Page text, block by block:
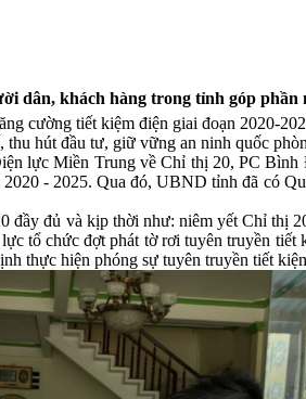
dân, khách hàng trong tỉnh góp phần
cường tiết kiệm điện giai đoạn 2020-
hút đầu tư, giữ vững an ninh quốc
lực Miền Trung về Chỉ thị 20, PC
- 2025. Qua đó, UBND tỉnh đã có
đủ và kịp thời như: niêm yết Chỉ thị
tổ chức đợt phát tờ rơi tuyên truyền
hiện phóng sự tuyên truyền tiết